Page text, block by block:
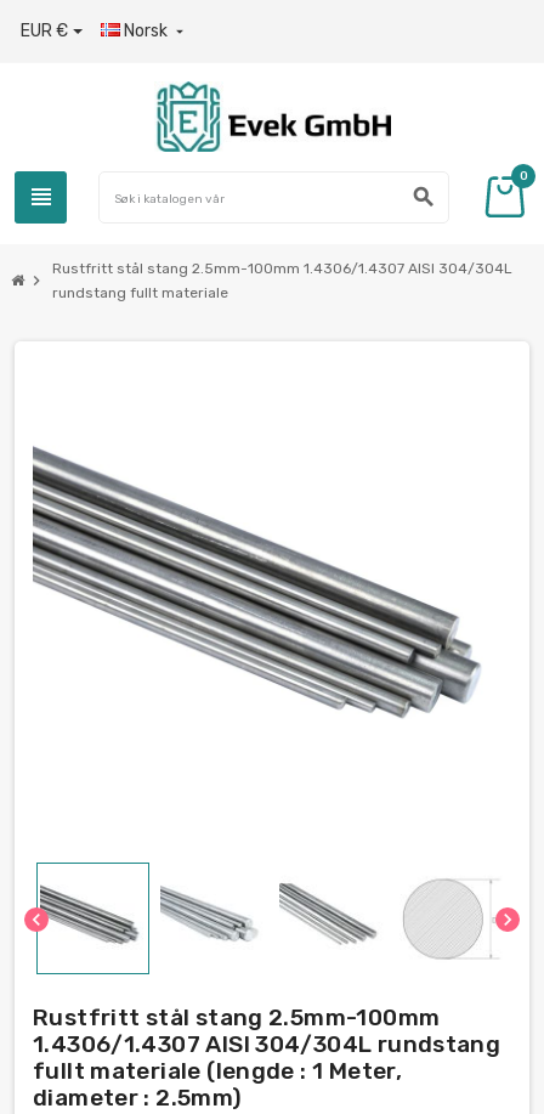
EUR € Norsk 
view_headline search
0
chevron_right
Rustfritt stål stang 2.5mm-100mm 1.4306/1.4307 AISI 304/304L
rundstang fullt materiale
chevron_left chevron_right
Rustfritt stål stang 2.5mm-100mm
1.4306/1.4307 AISI 304/304L rundstang
fullt materiale (lengde : 1 Meter,
diameter : 2.5mm)